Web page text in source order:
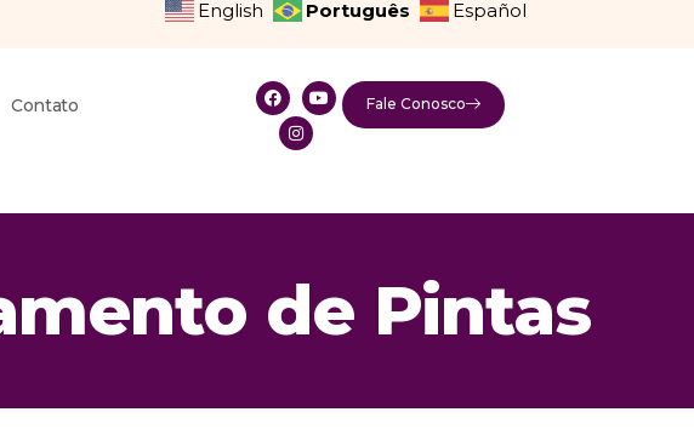
English Português Español
Contato Fale Conosco
de Pintas